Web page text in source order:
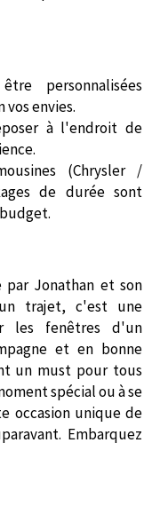
personnalisées
vos envies.
à l'endroit de
(Chrysler /
de durée sont
par Jonathan et son
trajet, c'est une
les fenêtres d'un
et en bonne
un must pour tous
spécial ou à se
occasion unique de
Embarquez